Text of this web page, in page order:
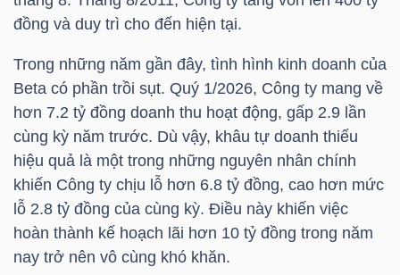
đồng và duy trì cho đến hiện tại.
Trong những năm gần đây, tình hình kinh doanh của
Beta có phần trồi sụt. Quý 1/2026, Công ty mang về
hơn 7.2 tỷ đồng doanh thu hoạt động, gấp 2.9 lần
cùng kỳ năm trước. Dù vậy, khâu tự doanh thiếu
hiệu quả là một trong những nguyên nhân chính
khiến Công ty chịu lỗ hơn 6.8 tỷ đồng, cao hơn mức
lỗ 2.8 tỷ đồng của cùng kỳ. Điều này khiến việc
hoàn thành kế hoạch lãi hơn 10 tỷ đồng trong năm
nay trở nên vô cùng khó khăn.
THẾ
ĐÔNG
DƯƠNG
TÀI
CHÍNH